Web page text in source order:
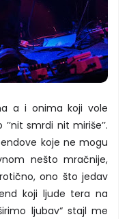
a i onima koji vole
smrdi nit miriše’’.
koje ne mogu
nešto mračnije,
ono što jedav
koji ljude tera na
ljubav“ stajl me